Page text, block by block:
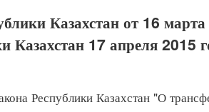
Казахстан от 16
Казахстан 17 апреля 2015
Республики Казахстан "О